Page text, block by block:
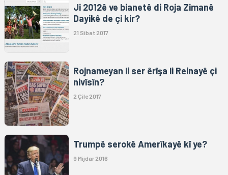
Ji 2012ê ve bianetê di Roja Zimanê
Dayikê de çi kir?
21 Sibat 2017
Rojnameyan li ser êrîşa li Reinayê çi
nivîsîn?
2 Çile 2017
Trumpê serokê Amerîkayê kî ye?
9 Mijdar 2016